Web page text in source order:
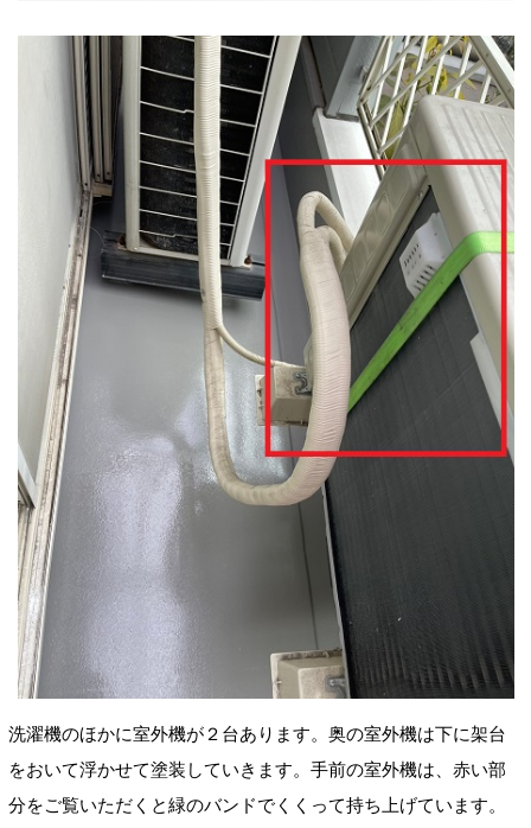
洗濯機のほかに室外機が２台あります。奥の室外機は下に架台
をおいて浮かせて塗装していきます。手前の室外機は、赤い部
分をご覧いただくと緑のバンドでくくって持ち上げています。